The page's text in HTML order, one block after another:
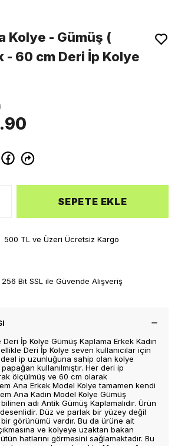
Kolye - Gümüş (
- 60 cm Deri İp Kolye
SEPETE EKLE
500 TL ve Üzeri Ücretsiz Kargo
256 Bit SSL ile Güvende Alışveriş
İp Kolye Gümüş Kaplama Erkek Kadın
Deri İp Kolye seven kullanıcılar için
ip uzunluğuna sahip olan kolye
kullanılmıştır. Her deri ip
ölçülmüş ve 60 cm olarak
Ana Erkek Model Kolye tamamen kendi
Ana Kadın Model Kolye Gümüş
adı Antik Gümüş Kaplamalıdır. Ürün
Düz ve parlak bir yüzey değil
görünümü vardır. Bu da ürüne ait
ve kolyeye uzaktan bakan
hatlarını görmesini sağlamaktadır. Bu